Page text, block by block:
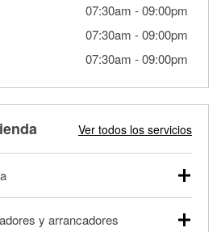
07:30am -09:00pm
07:30am -09:00pm
07:30am -09:00pm
Ver todos los servicios
vehículos comerciales y
y arrancadores